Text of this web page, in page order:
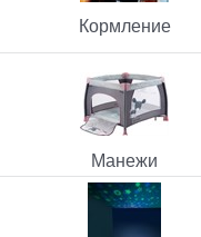
Кормление
Манежи